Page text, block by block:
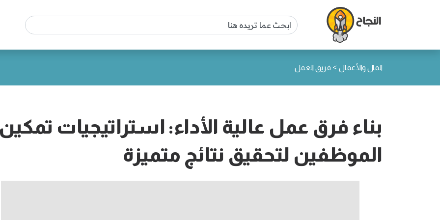
المال والأعمال > فريق العمل
بناء فرق عمل عالية الأداء: استراتيجيات تمكين
الموظفين لتحقيق نتائج متميزة